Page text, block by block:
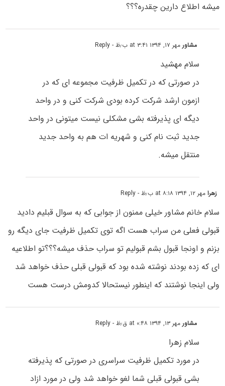
میشه اطلاع دارین چقدره؟؟؟
مشاورمهر ۱۷, ۱۳۹۴ at ۳:۴۱ ب٫ظ - Reply
سلام مهشید
در صورتی که در تکمیل ظرفیت مجموعه ای که در
ازمون ارشد شرکت کرده بودی شرکت کنی و در واحد
دیگه ای پذیرفته بشی مشکلی نیست میتونی در واحد
جدید ثبت نام کنی و شهریه ات هم به واحد جدید
منتقل میشه.
زهرامهر ۱۲, ۱۳۹۴ at ۸:۱۸ ب٫ظ - Reply
سلام خانم مشاور خیلی ممنون از جوابی که به سوال قبلیم دادید
قبولی فعلی من سراب هست اگه توی تکمیل ظرفیت جای دیگه رو
بزنم و اونجا قبول بشم قبولیم تو سراب حذف میشه؟؟؟تو اطلاعیه
ای که زده بودند نوشته شده بود که قبولی قبلی حذف خواهد شد
ولی اینجا نوشتند که اینطور نیستحالا کدومش درست هست
مشاورمهر ۱۳, ۱۳۹۴ at ۰:۴۸ ق٫ظ - Reply
سلام زهرا
در مورد تکمیل ظرفیت سراسری در صورتی که پذیرفته
بشی قبولی قبلی شما لغو خواهد شد ولی در مورد ازاد